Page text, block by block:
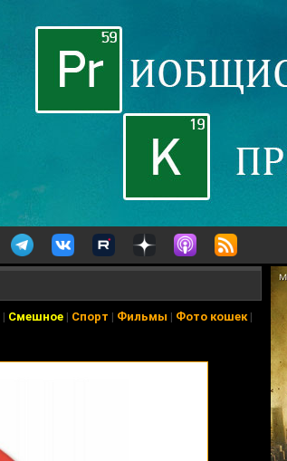
| Смешное| Спорт | Фильмы | Фото кошек|